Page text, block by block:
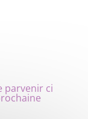
parvenir ci